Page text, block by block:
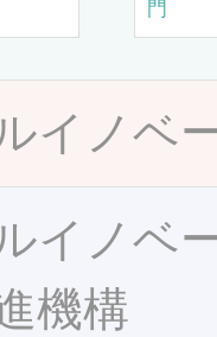
門
イノベ
イノベ
機構